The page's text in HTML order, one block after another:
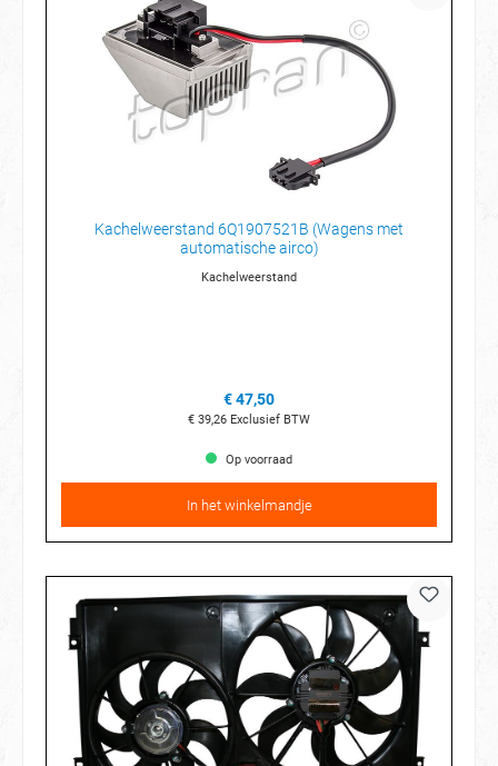
Kachelweerstand 6Q1907521B (Wagens met
automatische airco)
Kachelweerstand
€ 47,50
€ 39,26 Exclusief BTW
Op voorraad
In het winkelmandje